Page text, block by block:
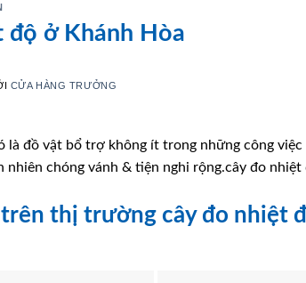
độ ở Khánh Hòa
CỬA HÀNG TRƯỞNG
là đồ vật bổ trợ không ít trong những công việc
chóng vánh & tiện nghi rộng.cây đo nhiệt
thị trường cây đo nhiệt